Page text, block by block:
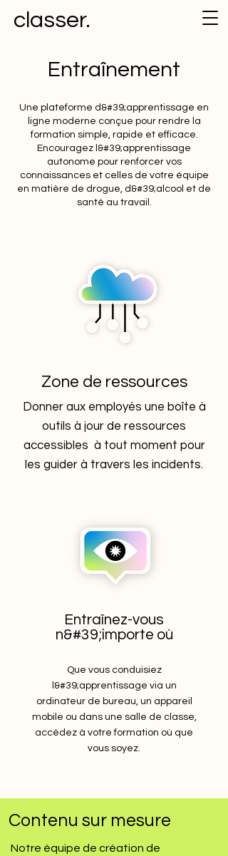
classer.
Entraînement
Une plateforme d&#39;apprentissage en
ligne moderne conçue pour rendre la
formation simple, rapide et efficace.
Encouragez l&#39;apprentissage
autonome pour renforcer vos
connaissances et celles de votre équipe
en matière de drogue, d&#39;alcool et de
santé au travail.
Zone de ressources
Donner aux employés une boîte à
outils à jour de ressources
accessibles à tout moment pour
les guider à travers les incidents.
Entraînez-vous
n&#39;importe où
Que vous conduisiez
l&#39;apprentissage via un
ordinateur de bureau, un appareil
mobile ou dans une salle de classe,
accédez à votre formation où que
vous soyez.
Contenu sur mesure
Notre équipe de création de